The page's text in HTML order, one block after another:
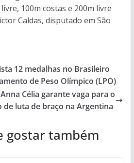
100m costas e 200m livre
Caldas, disputado em São
12 medalhas no Brasileiro
de Peso Olímpico (LPO)
Célia garante vaga para o
de luta de braço na Argentina
gostar também